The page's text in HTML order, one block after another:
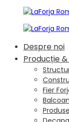
Despre noi
Producție
Fier